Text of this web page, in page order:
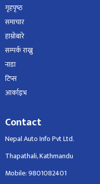
गृहपृष्‍ठ
समाचार
हाम्रोबारे
सम्पर्क राख्नु
नाडा
टिप्स
आर्काइभ
Contact
Nepal Auto Info Pvt Ltd.
Thapathali, Kathmandu
Mobile: 9801082401